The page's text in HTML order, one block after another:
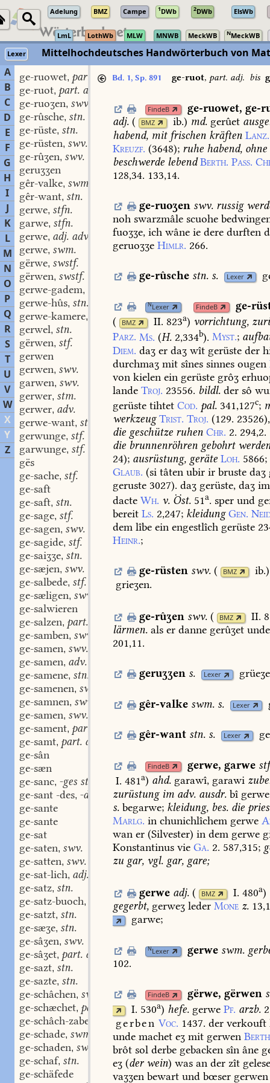
Adelung BMZ Campe 1DWb 2DWb ElsWb
LmL LothWb MLW MNWB MeckWB NMeckWB
Lexer
Mittelhochdeutsches Handwörterbuch von
A
B
C
D
E
F
G
H
I
J
K
L
M
N
O
P
Q
R
S
T
U
V
W
X
Y
Z
ge-ruowet, part. adj.
ge-ruot, part. adj.
ge-ruoʒen, swv.
ge-rûsche, stn.
ge-rüste, stn.
ge-rüsten, swv.
ge-rûʒen, swv.
geruʒʒen
gêr-valke, swm.
gêr-want, stn.
gerwe, stfn.
garwe, stfn.
gerwe, adj. adv.
gerwe, swm.
gërwe, swstf.
gërwen, swstf.
gerwe-gadem,
gerwe-hûs, stn. stfn.
gerwe-kamere,
gerwel, stn.
gërwen, stf.
gerwen
gerwen, swv.
garwen, swv.
gerwer, stm.
gerwer, adv.
gerwe-want, stn.
gerwunge, stf.
garwunge, stf.
gës
ge-sache, stf.
ge-saft
ge-saft, stn.
ge-sage, stf.
ge-sagen, swv.
ge-sagide, stf.
ge-saiʒʒe, stn.
ge-sæjen, swv.
ge-salbede, stf.
ge-sæligen, swv.
ge-salwieren
ge-salzen, part. adj.
ge-samben, swv.
ge-samen, swv.
ge-samen, adv.
ge-samene, stn.
ge-samenen, swv.
ge-samnen, swv.
ge-samen, swv.
ge-sament, part. adj.
ge-samt, part. adj.
ge-sân
ge-sæn
ge-sanc, -ges stnm.
ge-sant -des, -des stn.
ge-sante
ge-sante
ge-sat
ge-saten, swv.
ge-satten, swv.
ge-sat-lich, adj.
ge-satz, stn.
ge-satz-buoch,
ge-satzt, stn.
ge-sæʒe, stn.
ge-sâʒen, swv.
ge-sâʒet, part. adj.
ge-sazt, stn.
ge-sazte, stn.
ge-schâchen, swv.
ge-schæchet, part. adj.
ge-schâch-zabelt
part. adj.
ge-schade, swm.
ge-schaden, swv.
ge-schaf, stn.
ge-schäfede
Bd. 1, Sp. 891 ge-ruot, part. adj. bis
FindeB ge-ruowet, ge-
adj. ( BMZ ib.) md. gerûet
habend, mitfrischen kräften Lanz.
Kreuzf. (3648); ruhe habend, ohne
beschwerde lebend Berth. Pass.
128,34. 133,14.
ge-ruoʒen swv. russig
noh swarzmâle scuohe
fuoʒʒe, ich wâne ie dere durften
geruoʒʒe Himlr. 266.
ge-rûsche stn. s. Lexer
NLexer FindeB
ge-
(
BMZ II. 823a) vorrichtung,
Parz. Ms. (H. 2,334b). Myst.;
Diem. daʒ er daʒ wît gerüste der
durchmaʒ mit sînes sinnes ougen
von kielen ein gerüste grôʒ
lande Troj. 23556. bildl. der sô
gerüste tihtet Cod. pal. 341,127c;
werkzeug Trist. Troj. (129. 23526),
die geschütze ruhen Chr. 2. 294,2.
die brunnenröhren gebohrt
24); ausrüstung, geräte Loh. 5866;
Glaub. (si tâten ubir ir bruste daʒ
geruste 3027). daʒ gerüste, daʒ im
dacte Wh. v. Öst. 51a. sper und
bereit Ls. 2,247; kleidung Gen.
dem lîbe ein engestlîch gerüste
Heinr.;
ge-rüsten swv. ( BMZ ib.)
grieʒen.
ge-rûʒen swv. ( BMZ
II.
lärmen. als er danne gerûʒet unde
201,11.
geruʒʒen s. Lexer
gêr-valke swm. s. Lexer
gêr-want stn. s. Lexer
FindeB gerwe, garwe
I. 481a) ahd. garawî, garawi
zurüstung im adv. ausdr. bî gerwe
s. begarwe; kleidung, bes. die
Marlg. in chunichlîchem gerwe
wan er (Silvester) in dem gerwe
Konstantinus vie Ga. 2. 587,315;
zu gar, vgl. gar, gare;
gerwe adj. ( BMZ I. 480a)
gegerbt, gerweʒ leder Mone z.
garwe;
NLexer gerwe swm.
102.
FindeB gërwe, gërwen
I. 530a) hefe. gerwe Pf. arzb.
gerben Voc. 1437. derverkouft
unde machet eʒ mit gerwen
brôt sol derbe gebacken sîn âne
eʒ (derwein) was an der zît
vaʒʒen bewart und bœser gerwen